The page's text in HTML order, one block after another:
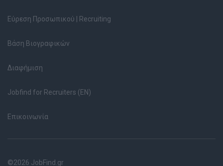
Εύρεση Προσωπικού | Recruiting
Βάση Βιογραφικών
Διαφήμιση
Jobfind for Recruiters (EN)
Επικοινωνία
©2026 JobFind.gr